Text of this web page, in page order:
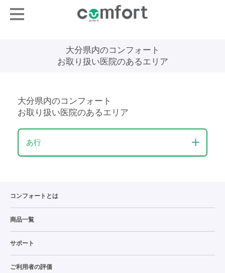
大分県内のコンフォート
お取り扱い医院のあるエリア
大分県内のコンフォート
お取り扱い医院のあるエリア
あ行
コンフォートとは
商品一覧
サポート
ご利用者の評価